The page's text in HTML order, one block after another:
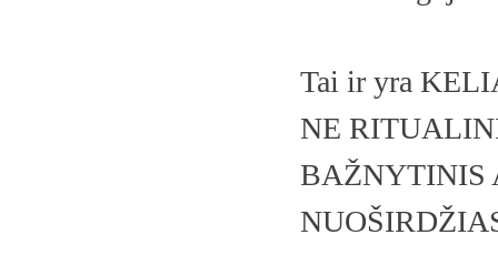
Tai ir yra
NE
BAŽNYTINIS